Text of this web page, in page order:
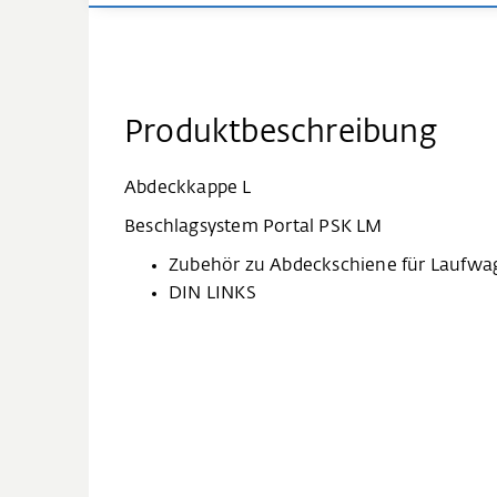
Produktbeschreibung
Abdeckkappe L
Beschlagsystem Portal PSK LM
Zubehör zu Abdeckschiene für
DIN LINKS